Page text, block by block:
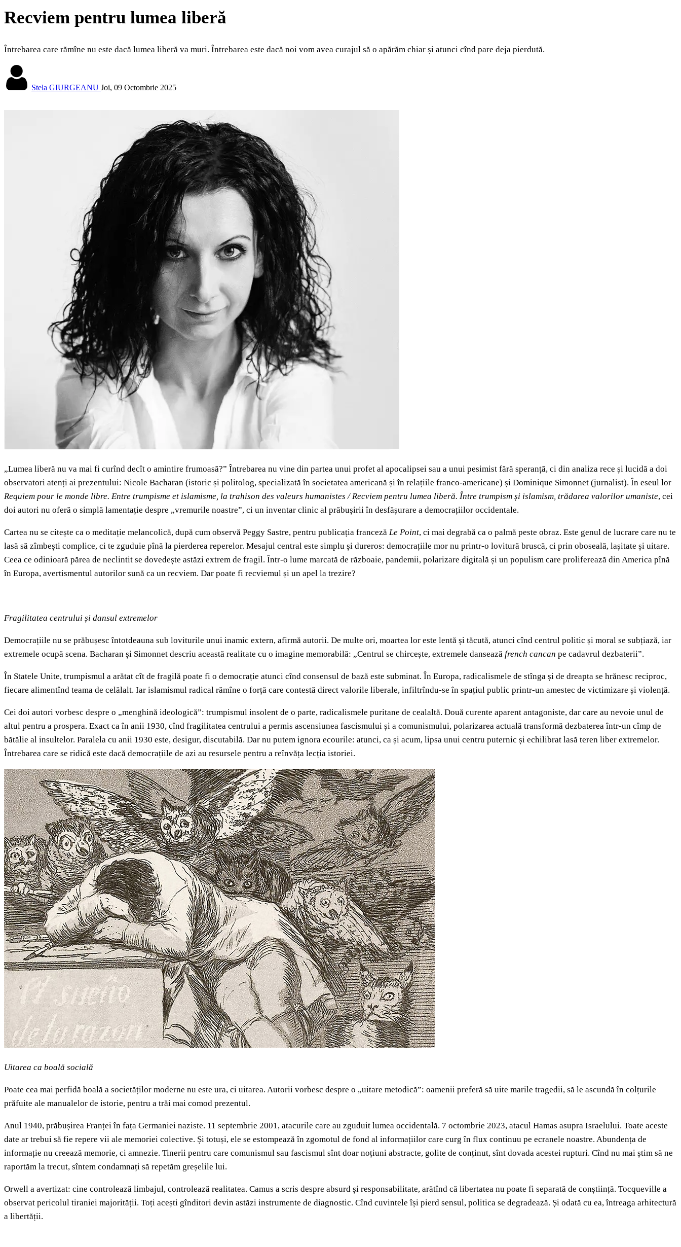
Recviem pentru lumea liberă
Întrebarea care rămîne nu este dacă lumea liberă va muri. Întrebarea este dacă noi vom avea curajul să o apărăm chiar și atunci cînd pare deja pierdută.
Stela GIURGEANU Joi, 09 Octombrie 2025
„Lumea liberă nu va mai fi curînd decît o amintire frumoasă?” Întrebarea nu vine din partea unui profet al apocalipsei sau a unui pesimist fără speranță, ci din analiza rece și lucidă a doi
observatori atenți ai prezentului: Nicole Bacharan (istoric și politolog, specializată în societatea americană și în relațiile franco-americane) și Dominique Simonnet (jurnalist). În eseul lor
Requiem pour le monde libre. Entre trumpisme et islamisme, la trahison des valeurs humanistes / Recviem pentru lumea liberă. Între trumpism și islamism, trădarea valorilor umaniste, cei
doi autori nu oferă o simplă lamentație despre „vremurile noastre”, ci un inventar clinic al prăbușirii în desfășurare a democrațiilor occidentale.
Cartea nu se citește ca o meditație melancolică, după cum observă Peggy Sastre, pentru publicația franceză Le Point, ci mai degrabă ca o palmă peste obraz. Este genul de lucrare care nu te
lasă să zîmbești complice, ci te zguduie pînă la pierderea reperelor. Mesajul central este simplu și dureros: democrațiile mor nu printr-o lovitură bruscă, ci prin oboseală, lașitate și uitare.
Ceea ce odinioară părea de neclintit se dovedește astăzi extrem de fragil. Într-o lume marcată de războaie, pandemii, polarizare digitală și un populism care proliferează din America pînă
în Europa, avertismentul autorilor sună ca un recviem. Dar poate fi recviemul și un apel la trezire?
Fragilitatea centrului și dansul extremelor
Democrațiile nu se prăbușesc întotdeauna sub loviturile unui inamic extern, afirmă autorii. De multe ori, moartea lor este lentă și tăcută, atunci cînd centrul politic și moral se subțiază, iar
extremele ocupă scena. Bacharan și Simonnet descriu această realitate cu o imagine memorabilă: „Centrul se chircește, extremele dansează french cancan pe cadavrul dezbaterii”.
În Statele Unite, trumpismul a arătat cît de fragilă poate fi o democrație atunci cînd consensul de bază este subminat. În Europa, radicalismele de stînga și de dreapta se hrănesc reciproc,
fiecare alimentînd teama de celălalt. Iar islamismul radical rămîne o forță care contestă direct valorile liberale, infiltrîndu-se în spațiul public printr-un amestec de victimizare și violență.
Cei doi autori vorbesc despre o „menghină ideologică”: trumpismul insolent de o parte, radicalismele puritane de cealaltă. Două curente aparent antagoniste, dar care au nevoie unul de
altul pentru a prospera. Exact ca în anii 1930, cînd fragilitatea centrului a permis ascensiunea fascismului și a comunismului, polarizarea actuală transformă dezbaterea într-un cîmp de
bătălie al insultelor. Paralela cu anii 1930 este, desigur, discutabilă. Dar nu putem ignora ecourile: atunci, ca și acum, lipsa unui centru puternic și echilibrat lasă teren liber extremelor.
Întrebarea care se ridică este dacă democrațiile de azi au resursele pentru a reînvăța lecția istoriei.
Uitarea ca boală socială
Poate cea mai perfidă boală a societăților moderne nu este ura, ci uitarea. Autorii vorbesc despre o „uitare metodică”: oamenii preferă să uite marile tragedii, să le ascundă în colțurile
prăfuite ale manualelor de istorie, pentru a trăi mai comod prezentul.
Anul 1940, prăbușirea Franței în fața Germaniei naziste. 11 septembrie 2001, atacurile care au zguduit lumea occidentală. 7 octombrie 2023, atacul Hamas asupra Israelului. Toate aceste
date ar trebui să fie repere vii ale memoriei colective. Și totuși, ele se estompează în zgomotul de fond al informațiilor care curg în flux continuu pe ecranele noastre. Abundența de
informație nu creează memorie, ci amnezie. Tinerii pentru care comunismul sau fascismul sînt doar noțiuni abstracte, golite de conținut, sînt dovada acestei rupturi. Cînd nu mai știm să ne
raportăm la trecut, sîntem condamnați să repetăm greșelile lui.
Orwell a avertizat: cine controlează limbajul, controlează realitatea. Camus a scris despre absurd și responsabilitate, arătînd că libertatea nu poate fi separată de conștiință. Tocqueville a
observat pericolul tiraniei majorității. Toți acești gînditori devin astăzi instrumente de diagnostic. Cînd cuvintele își pierd sensul, politica se degradează. Și odată cu ea, întreaga arhitectură
a libertății.